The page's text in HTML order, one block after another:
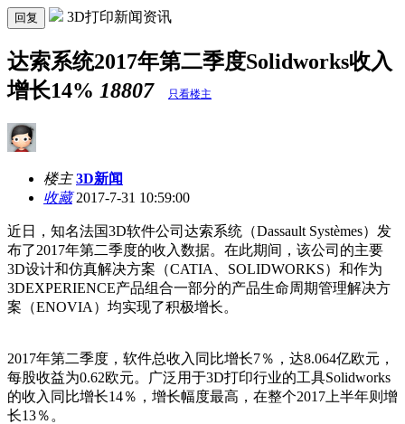
回复 3D打印新闻资讯
达索系统2017年第二季度Solidworks收入
增长14% 18807 只看楼主
楼主 3D新闻
收藏2017-7-31 10:59:00
近日，知名法国3D软件公司达索系统（Dassault Systèmes）发
布了2017年第二季度的收入数据。在此期间，该公司的主要
3D设计和仿真解决方案（CATIA、SOLIDWORKS）和作为
3DEXPERIENCE产品组合一部分的产品生命周期管理解决方
案（ENOVIA）均实现了积极增长。
2017年第二季度，软件总收入同比增长7％，达8.064亿欧元，
每股收益为0.62欧元。广泛用于3D打印行业的工具Solidworks
的收入同比增长14％，增长幅度最高，在整个2017上半年则增
长13％。